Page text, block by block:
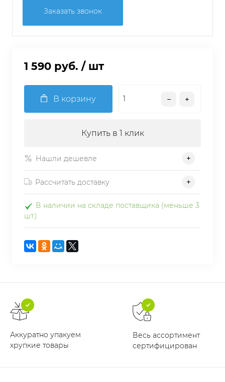
Заказать звонок
1 590 руб. / шт
В корзину
Купить в 1 клик
Нашли дешевле
Рассчитать доставку
В наличии на складе поставщика (меньше 3
шт.)
Аккуратно упакуем
хрупкие товары
Весь ассортимент
сертифицирован